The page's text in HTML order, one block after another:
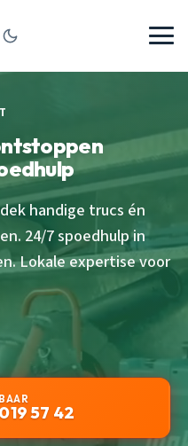
handige trucs én
24/7 spoedhulp in
Lokale expertise voor
57 42